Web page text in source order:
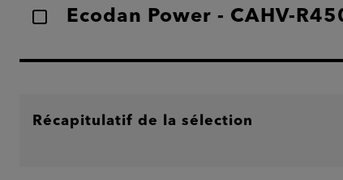
Ecodan Power - CAHV-
Récapitulatif de la sélection